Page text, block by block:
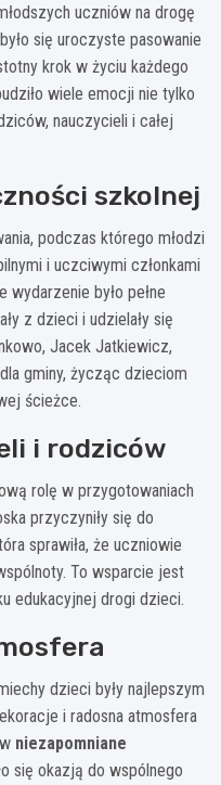
uczniów na drogę
się uroczyste pasowanie
krok w życiu każdego
wiele emocji nie tylko
nauczycieli i całej
szkolnej
podczas którego młodzi
i uczciwymi członkami
było pełne
z dzieci i udzielały się
Jacek Jatkiewicz,
gminy, życząc dzieciom
ścieżce.
i rodziców
rolę w przygotowaniach
przyczyniły się do
sprawiła, że uczniowie
To wsparcie jest
edukacyjnej drogi dzieci.
dzieci były najlepszym
i radosna atmosfera
niezapomniane
się okazją do wspólnego